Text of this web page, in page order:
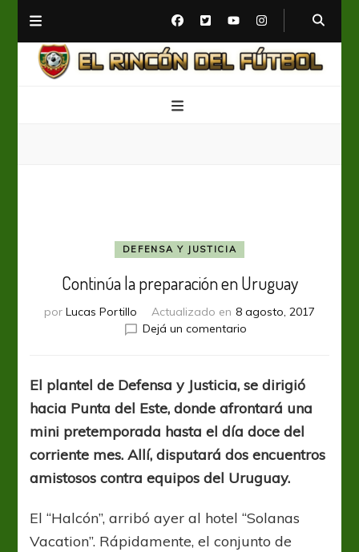
DEFENSA Y JUSTICIA
Continúa la preparación en Uruguay
por Lucas Portillo Actualizado en 8 agosto, 2017
Dejá un comentarioen
preparación
en
Uruguay
El plantel de Defensa y Justicia, se dirigió
hacia Punta del Este, donde afrontará una
mini pretemporada hasta el día doce del
corriente mes. Allí, disputará dos encuentros
amistosos contra equipos del Uruguay.
El “Halcón”, arribó ayer al hotel “Solanas
Vacation”. Rápidamente, el conjunto de